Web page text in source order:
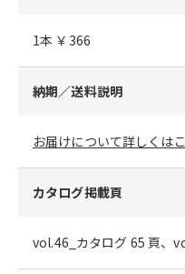
1本 ￥366
納期／送料説明
お届けについて詳しくは
カタログ掲載頁
vol.46_カタログ 65 頁、